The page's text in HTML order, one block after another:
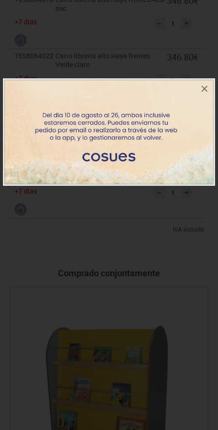
×
osc.
+7 días
7658064022 Carro librería alto Haya frentes
Verde claro
+7 días
346.80€
7658064025 Carro librería alto Haya frentes
Verde osc.
+7 días
346.80€
7658064064 Carro librería alto Haya frentes
Haya
+7 días
346.80€
IVA incluido
Comprado conjuntamente